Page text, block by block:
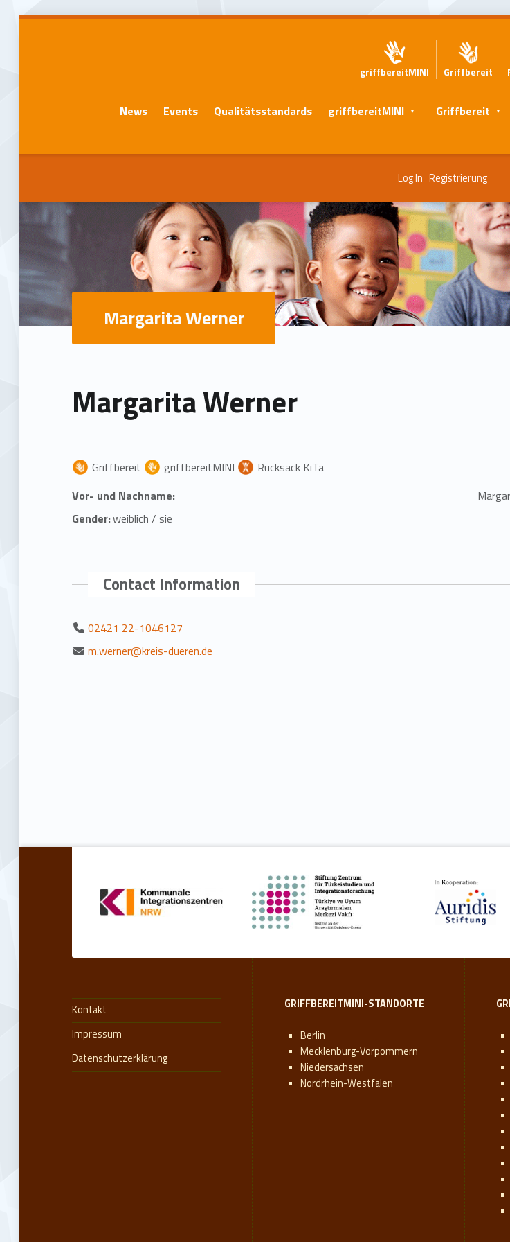
griffbereitMINI Griffbereit
News Events Qualitätsstandards griffbereitMINI Griffbereit
Log In Registrierung
Margarita Werner
Margarita Werner
Griffbereit griffbereitMINI
Rucksack KiTa
Vor- und Nachname:
Gender:weiblich / sie
Contact Information
02421 22-1046127
m.werner@kreis-dueren.de
Kontakt
Impressum
Datenschutzerklärung
GRIFFBEREITMINI-STANDORTE
Berlin
Mecklenburg-Vorpommern
Niedersachsen
Nordrhein-Westfalen